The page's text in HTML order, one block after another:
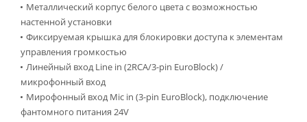
Металлический корпус белого цвета с возможностью
настенной установки
Фиксируемая крышка для блокировки доступа к элементам
управления громкостью
Линейный вход Line in (2RCA/3-pin EuroBlock) /
микрофонный вход
Мирофонный вход Mic in (3-pin EuroBlock), подключение
фантомного питания 24V